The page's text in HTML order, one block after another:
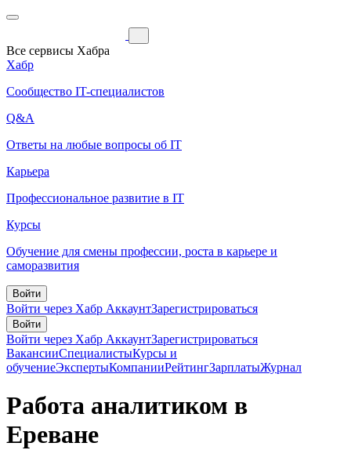
Все сервисы Хабра
Хабр
Сообщество IT-специалистов
Q&A
Ответы на любые вопросы об IT
Карьера
Профессиональное развитие в IT
Курсы
Обучение для смены профессии, роста в карьере и
саморазвития
Войти
Войти через Хабр АккаунтЗарегистрироваться
Войти
Войти через Хабр АккаунтЗарегистрироваться
ВакансииСпециалистыКурсы и
обучениеЭкспертыКомпанииРейтингЗарплатыЖурнал
Работа аналитиком в
Ереване